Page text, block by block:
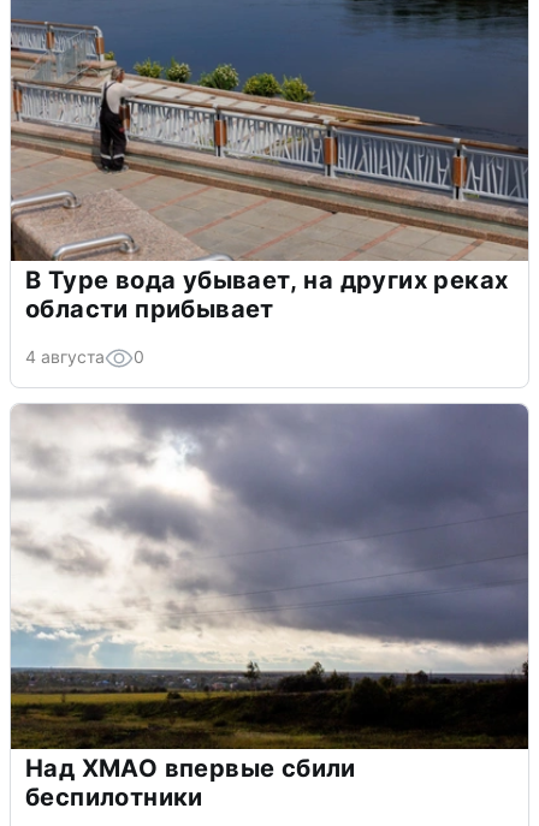
В Туре вода убывает, на других реках
области прибывает
4 августа 0
Над ХМАО впервые сбили
беспилотники